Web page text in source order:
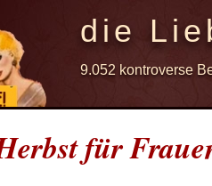
die
9.052 kontroverse
für